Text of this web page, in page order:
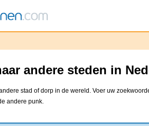
andere steden in
stad of dorp in de wereld. Voer uw
andere punk.